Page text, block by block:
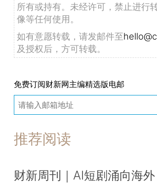
所有或持有。未经许可，禁止进行
像等任何使用。
如有意愿转载，请发邮件至
及授权后，方可转载。
免费订阅财新网主编精选版电邮
推荐阅读
财新周刊｜AI短剧涌向海外